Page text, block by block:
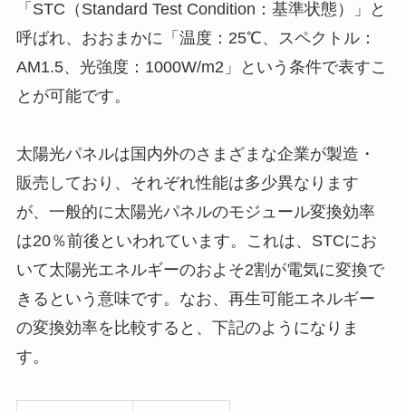
「STC（Standard Test Condition：基準状態）」と
呼ばれ、おおまかに「温度：25℃、スペクトル：
AM1.5、光強度：1000W/m2」という条件で表すこ
とが可能です。
太陽光パネルは国内外のさまざまな企業が製造・
販売しており、それぞれ性能は多少異なります
が、一般的に太陽光パネルのモジュール変換効率
は20％前後といわれています。これは、STCにお
いて太陽光エネルギーのおよそ2割が電気に変換で
きるという意味です。なお、再生可能エネルギー
の変換効率を比較すると、下記のようになりま
す。